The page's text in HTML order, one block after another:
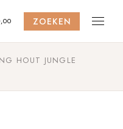
ZOEKEN
HOUT JUNGLE